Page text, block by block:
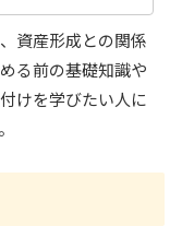
資産形成との関係
る前の基礎知識や
けを学びたい人に